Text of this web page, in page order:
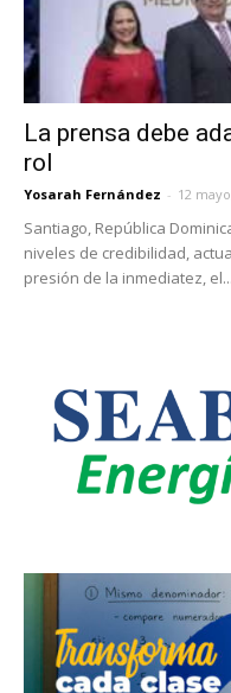
La prensa debe
rol
Yosarah Fernández - 12
Santiago, República
niveles de credibilidad,
presión de la inmediatez, el...